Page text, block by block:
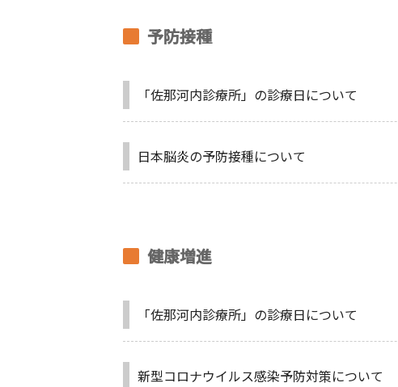
予防接種
「佐那河内診療所」の診療日について
日本脳炎の予防接種について
健康増進
「佐那河内診療所」の診療日について
新型コロナウイルス感染予防対策について